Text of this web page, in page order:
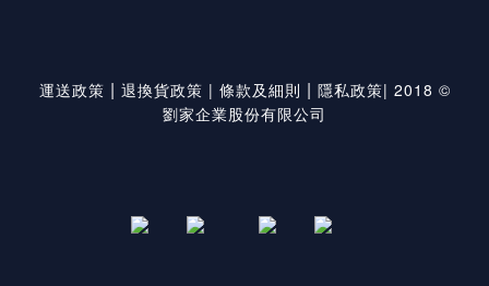
運送政策 | 退換貨政策 | 條款及細則 | 隱私政策| 2018 ©
劉家企業股份有限公司